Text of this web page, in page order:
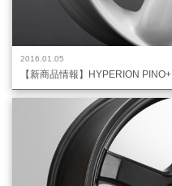
2016.01.05
【新商品情報】HYPERION PINO+